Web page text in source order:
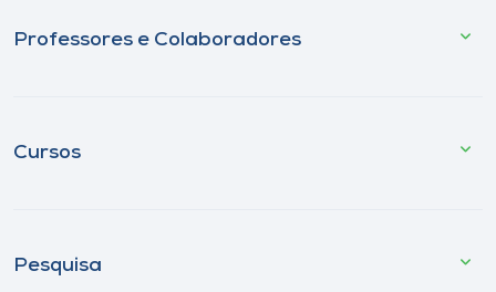
Professores e Colaboradores
Cursos
Pesquisa